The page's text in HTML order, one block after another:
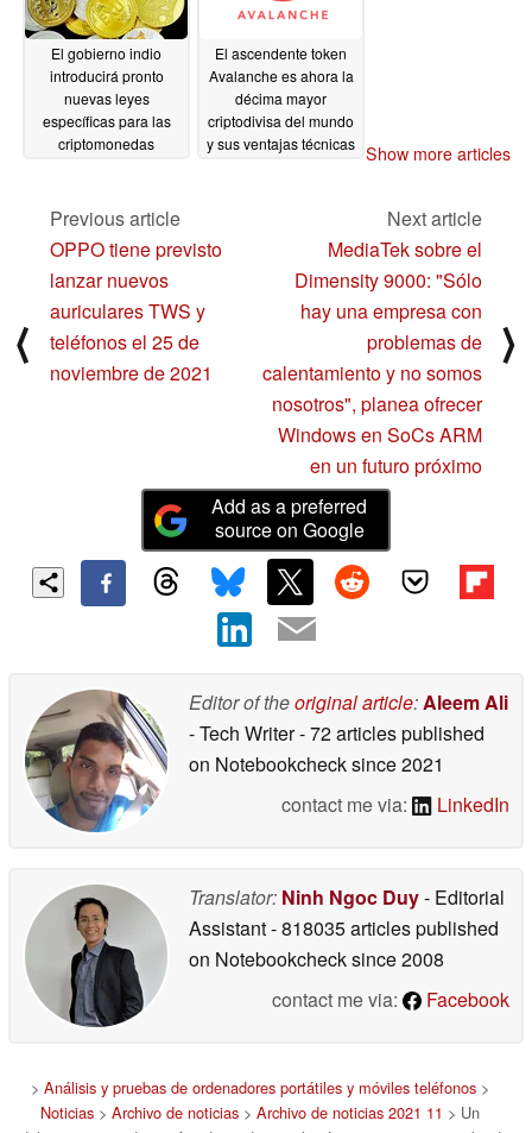
El gobierno indio
introducirá pronto
nuevas leyes
específicas para las
criptomonedas
El ascendente token
Avalanche es ahora la
décima mayor
criptodivisa del mundo
y sus ventajas técnicas Show more articles
⟨
Previous article
OPPO tiene previsto
lanzar nuevos
auriculares TWS y
teléfonos el 25 de
noviembre de 2021
Next article
MediaTek sobre el
Dimensity 9000: "Sólo
hay una empresa con
problemas de
calentamiento y no somos
nosotros", planea ofrecer
Windows en SoCs ARM
en un futuro próximo
⟩
Add as a preferred
source on Google
Editor of theoriginal article: Aleem Ali
- Tech Writer- 72 articles published
on Notebookchecksince 2021
contact me via:
LinkedIn
Translator: Ninh Ngoc Duy- Editorial
Assistant- 818035 articles published
on Notebookchecksince 2008
contact me via:
Facebook
> Análisis y pruebas de ordenadores portátiles y móviles teléfonos >
Noticias > Archivo de noticias > Archivo de noticias 2021 11 > Un